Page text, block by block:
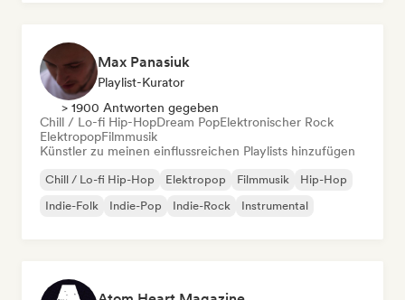
Max Panasiuk
Playlist-Kurator
> 1900 Antworten gegeben
Chill / Lo-fi Hip-HopDream PopElektronischer Rock
ElektropopFilmmusik
Künstler zu meinen einflussreichen Playlists hinzufügen
Chill / Lo-fi Hip-Hop Elektropop Filmmusik
Hip-Hop
Indie-Folk
Indie-Pop Indie-Rock Instrumental